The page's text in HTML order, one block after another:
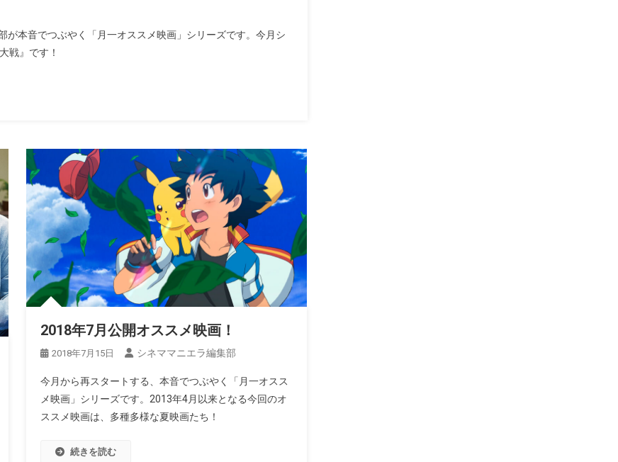
本音でつぶやく「月一オススメ映画」シリーズです。今月シ
戦』です！
2018年7月公開オススメ映画！
2018年7月15日 シネママニエラ編集部
今月から再スタートする、本音でつぶやく「月一オスス
メ映画」シリーズです。2013年4月以来となる今回のオ
ススメ映画は、多種多様な夏映画たち！
続きを読む